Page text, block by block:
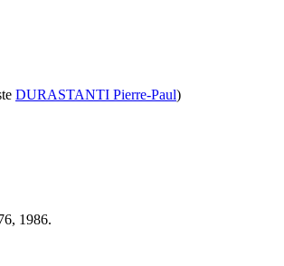
DURASTANTI Pierre-Paul)
1986.